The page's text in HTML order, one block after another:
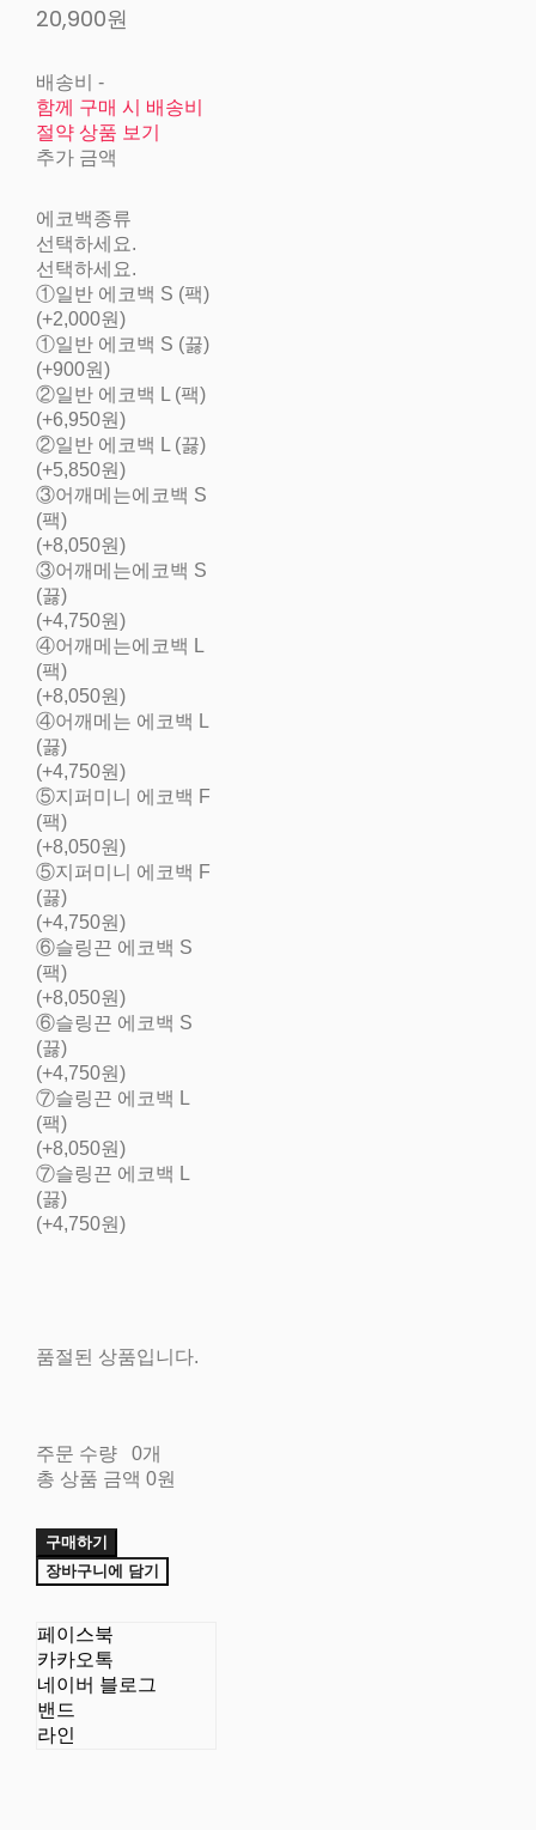
20,900원
배송비 -
함께 구매 시 배송비
절약 상품 보기
추가 금액
에코백종류
선택하세요.
선택하세요.
①일반 에코백 S (팩)
(+2,000원)
①일반 에코백 S (끓)
(+900원)
②일반 에코백 L (팩)
(+6,950원)
②일반 에코백 L (끓)
(+5,850원)
③어깨메는에코백 S
(팩)
(+8,050원)
③어깨메는에코백 S
(끓)
(+4,750원)
④어깨메는에코백 L
(팩)
(+8,050원)
④어깨메는 에코백 L
(끓)
(+4,750원)
⑤지퍼미니 에코백 F
(팩)
(+8,050원)
⑤지퍼미니 에코백 F
(끓)
(+4,750원)
⑥슬링끈 에코백 S
(팩)
(+8,050원)
⑥슬링끈 에코백 S
(끓)
(+4,750원)
⑦슬링끈 에코백 L
(팩)
(+8,050원)
⑦슬링끈 에코백 L
(끓)
(+4,750원)
품절된 상품입니다.
주문 수량
0개
총 상품 금액 0원
구매하기
장바구니에 담기
페이스북
카카오톡
네이버 블로그
밴드
라인